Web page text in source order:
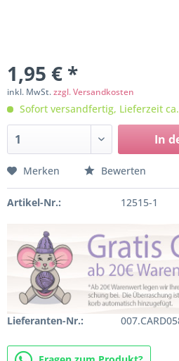
1,95 € *
inkl. MwSt.zzgl. Versandkosten
Sofort versandfertig, Lieferzeit
In
Merken Bewerten
Artikel-Nr.: 12515-1
Lieferanten-Nr.: